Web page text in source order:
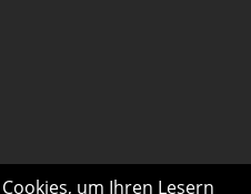
um Ihren Lesern